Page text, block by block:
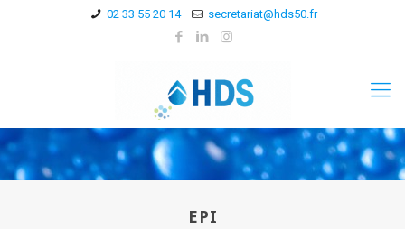
02 33 55 20 14 secretariat@hds50.fr
EPI